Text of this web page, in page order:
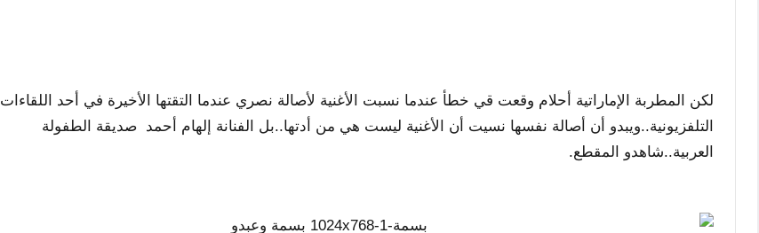
لكن المطربة الإماراتية أحلام وقعت قي خطأ عندما نسبت الأغنية لأصالة نصري عندما التقتها الأخيرة في أحد اللقاءات
التلفزيونية..ويبدو أن أصالة نفسها نسيت أن الأغنية ليست هي من أدتها..بل الفنانة إلهام أحمد صديقة الطفولة
العربية..شاهدو المقطع.